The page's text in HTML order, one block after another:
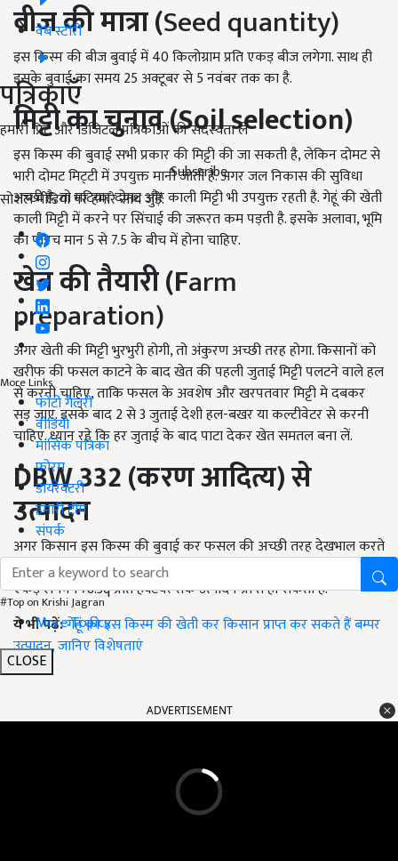
वेब स्टोरी
पत्रिकाएँ
हमारी प्रिंट और डिजिटल पत्रिकाओं की सदस्यता लें
Subscribe
सोशल मीडिया पर हमारे साथ जुड़ें:
More Links
फोटो गैलरी
वीडियो
मासिक पत्रिका
फोरम
डायरेक्टरी
हमारी टीम
संपर्क
#Top on Krishi Jagran
More Topics
CLOSE
बीज की मात्रा (Seed quantity)
इस किस्म की बीज बुवाई में 40 किलोग्राम प्रति एकड़ बीज लगेगा. साथ ही
इसके बुवाई का समय 25 अक्टूबर से 5 नवंबर तक का है.
मिट्टी का चुनाव (Soil selection)
इस किस्म की बुवाई सभी प्रकार की मिट्टी की जा सकती है, लेकिन दोमट से
भारी दोमट मिट्‌टी में उपयुक्त मानी जाती है. अगर जल निकास की सुविधा
अच्छी है, तो मटियार दोमट और काली मिट्टी भी उपयुक्त रहती है. गेहूं की खेती
काली मिट्टी में करने पर सिंचाई की जरूरत कम पड़ती है. इसके अलावा, भूमि
का पीएच मान 5 से 7.5 के बीच में होना चाहिए.
खेत की तैयारी (Farm
preparation)
अगर खेती की मिट्टी भुरभुरी होगी, तो अंकुरण अच्छी तरह होगा. किसानों को
खरीफ की फसल काटने के बाद खेत की पहली जुताई मिट्टी पलटने वाले हल
से करनी चाहिए, ताकि फसल के अवशेष और खरपतवार मिट्टी मे दबकर
सड़ जाए. इसके बाद 2 से 3 जुताई देशी हल-बखर या कल्टीवेटर से करनी
चाहिए. ध्यान रहे कि हर जुताई के बाद पाटा देकर खेत समतल बना लें.
DBW332 (करण आदित्य)से
उत्पादन
अगर किसान इस किस्म की बुवाई कर फसल की अच्छी तरह देखभाल करते
हैं, तो फसल का अच्छा उत्पादन प्राप्त हो सकता है. इससे किसानों को प्रति
एकड़ लगभग 78.3q प्रति हेक्टेयर तक उत्पादन प्राप्त हो सकता है.
ये भी पढ़ें:गेहूं की इस किस्म की खेती कर किसान प्राप्त कर सकते हैं बम्पर
उत्पादन, जानिए विशेषताएं
ADVERTISEMENT